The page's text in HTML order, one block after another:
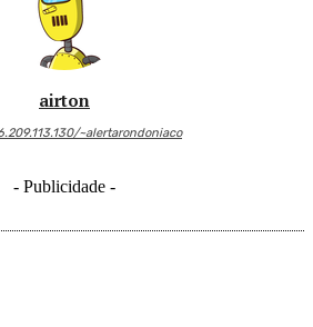
airton
~alertarondoniaco
- Publicidade -